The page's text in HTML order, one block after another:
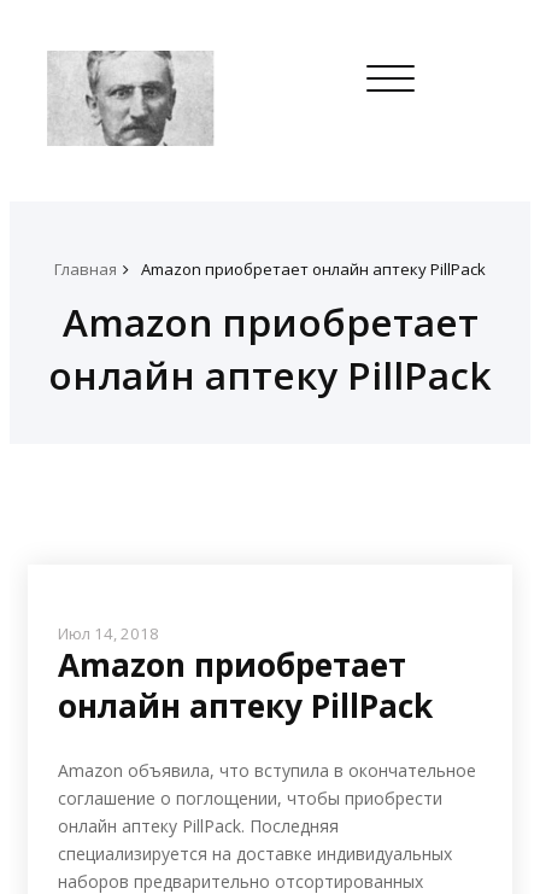
Toggle
navigation
Главная Amazon приобретает онлайн аптеку PillPack
Amazon приобретает
онлайн аптеку PillPack
Июл 14, 2018
Amazon приобретает
онлайн аптеку PillPack
Amazon объявила, что вступила в окончательное
соглашение о поглощении, чтобы приобрести
онлайн аптеку PillPack. Последняя
специализируется на доставке индивидуальных
наборов предварительно отсортированных